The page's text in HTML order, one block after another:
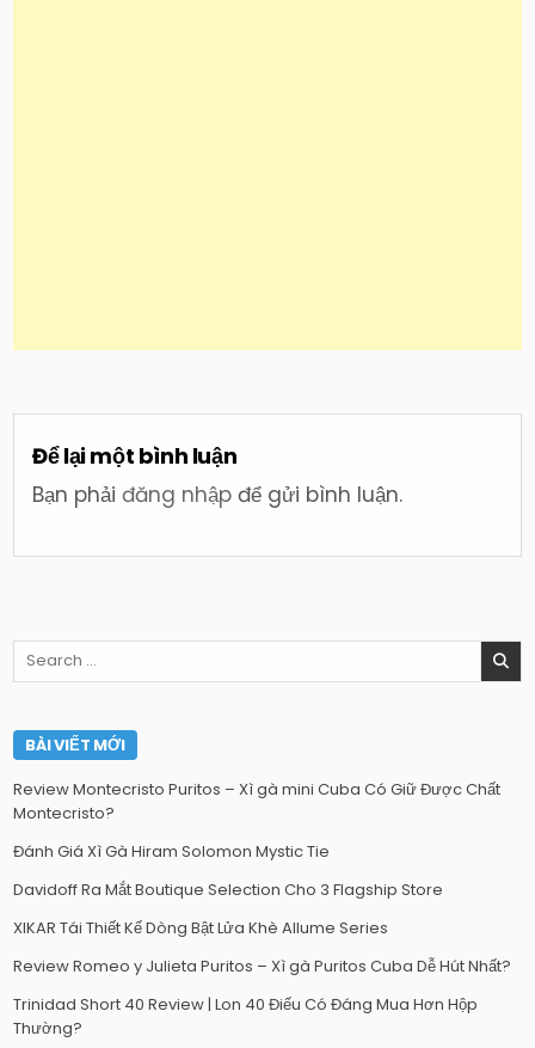
Để lại một bình luận
Bạn phảiđăng nhập để gửi bình luận.
Search
BÀI VIẾT MỚI
Review Montecristo Puritos – Xì gà mini Cuba Có Giữ Được Chất
Montecristo?
Đánh Giá Xì Gà Hiram Solomon Mystic Tie
Davidoff Ra Mắt Boutique Selection Cho 3 Flagship Store
XIKAR Tái Thiết Kế Dòng Bật Lửa Khè Allume Series
Review Romeo y Julieta Puritos – Xì gà Puritos Cuba Dễ Hút Nhất?
Trinidad Short 40 Review | Lon 40 Điếu Có Đáng Mua Hơn Hộp
Thường?